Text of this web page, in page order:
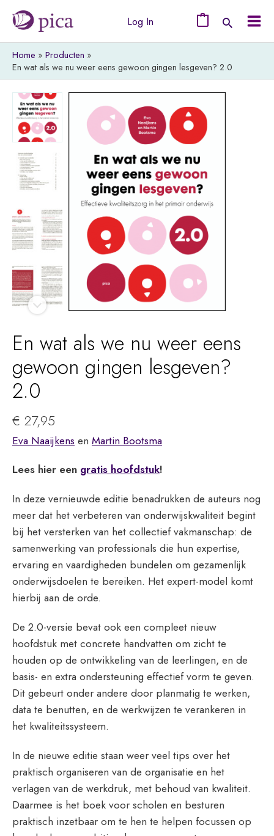
naar
de
inhoud
Log In
Home
Producten
En wat als we nu weer eens gewoon gingen lesgeven? 2.0
En wat als we nu weer eens
gewoon gingen lesgeven?
2.0
€ 27,95
Eva Naaijkens en Martin Bootsma
Lees hier een gratis hoofdstuk!
In deze vernieuwde editie benadrukken de auteurs nog
meer dat het verbeteren van onderwijskwaliteit begint
bij het versterken van het collectief vakmanschap: de
samenwerking van professionals die hun expertise,
ervaring en vaardigheden bundelen om gezamenlijk
onderwijsdoelen te bereiken. Het expert-model komt
hierbij aan de orde.
De 2.0-versie bevat ook een compleet nieuw
hoofdstuk met concrete handvatten om zicht te
houden op de ontwikkeling van de leerlingen, en de
basis- en extra ondersteuning effectief vorm te geven.
Dit gebeurt onder andere door planmatig te werken,
data te benutten, en de werkwijzen te verankeren in
het kwaliteitssysteem.
In de nieuwe editie staan weer veel tips over het
praktisch organiseren van de organisatie en het
verlagen van de werkdruk, met behoud van kwaliteit.
Daarmee is het boek voor scholen en besturen
praktisch inzetbaar om te hen te helpen focussen op